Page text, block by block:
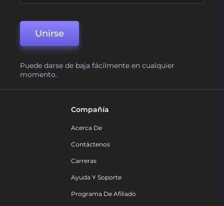
Unirse
Puede darse de baja fácilmente en cualquier
momento.
Compañía
Acerca De
Contáctenos
Carreras
Ayuda Y Soporte
Programa De Afiliado